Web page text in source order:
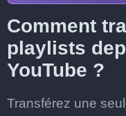
Comment
playlists
YouTube ?
Transférez une